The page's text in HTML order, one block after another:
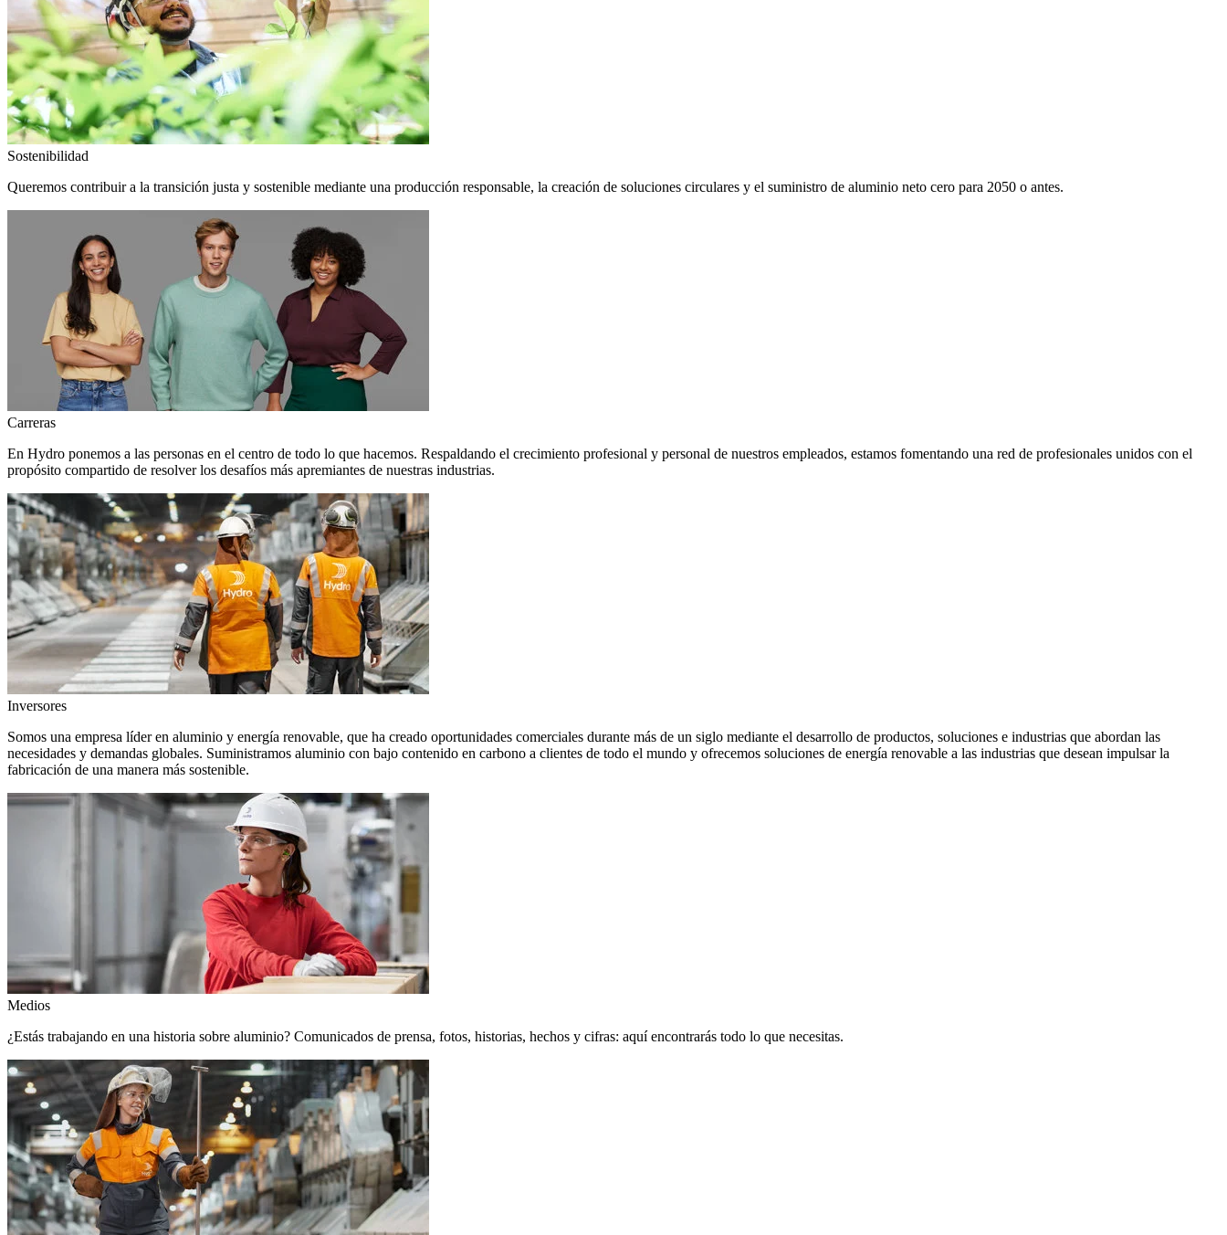
Sostenibilidad
Queremos contribuir a la transición justa y sostenible mediante una producción responsable, la creación de soluciones circulares y el suministro de aluminio neto cero para 2050 o antes.
Carreras
En Hydro ponemos a las personas en el centro de todo lo que hacemos. Respaldando el crecimiento profesional y personal de nuestros empleados, estamos fomentando una red de profesionales unidos con el
propósito compartido de resolver los desafíos más apremiantes de nuestras industrias.
Inversores
Somos una empresa líder en aluminio y energía renovable, que ha creado oportunidades comerciales durante más de un siglo mediante el desarrollo de productos, soluciones e industrias que abordan las
necesidades y demandas globales. Suministramos aluminio con bajo contenido en carbono a clientes de todo el mundo y ofrecemos soluciones de energía renovable a las industrias que desean impulsar la
fabricación de una manera más sostenible.
Medios
¿Estás trabajando en una historia sobre aluminio? Comunicados de prensa, fotos, historias, hechos y cifras: aquí encontrarás todo lo que necesitas.